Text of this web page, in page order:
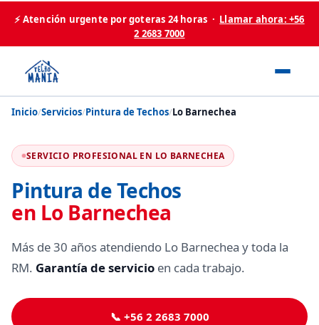
⚡ Atención urgente por goteras 24 horas · Llamar ahora: +56
2 2683 7000
Inicio/Servicios/Pintura de Techos/Lo Barnechea
SERVICIO PROFESIONAL EN LO BARNECHEA
Pintura de Techos
en Lo Barnechea
Más de 30 años atendiendo Lo Barnechea y toda la
RM. Garantía de servicio en cada trabajo.
📞 +56 2 2683 7000